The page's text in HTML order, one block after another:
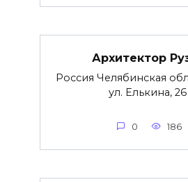
Архитектор
Россия Челябинская
ул. Елькина, 26
0 186